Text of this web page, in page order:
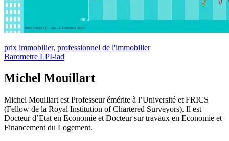
prix immobilier, professionnel de l'immobilier
Barometre LPI-iad
Michel Mouillart
Michel Mouillart est Professeur émérite à l’Université et FRICS
(Fellow de la Royal Institution of Chartered Surveyors). Il est
Docteur d’Etat en Economie et Docteur sur travaux en Economie et
Financement du Logement.